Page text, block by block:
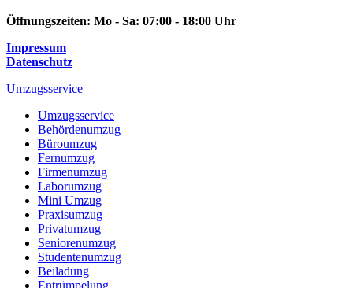
Öffnungszeiten: Mo - Sa: 07:00 - 18:00 Uhr
Impressum
Datenschutz
Umzugsservice
Umzugsservice
Behördenumzug
Büroumzug
Fernumzug
Firmenumzug
Laborumzug
Mini Umzug
Praxisumzug
Privatumzug
Seniorenumzug
Studentenumzug
Beiladung
Entrümpelung